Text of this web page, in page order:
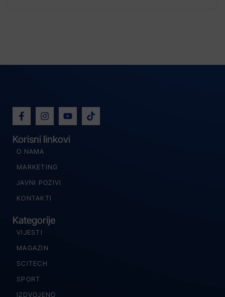
Korisni linkovi
O NAMA
MARKETING
JAVNI POZIVI
KONTAKTI
Kategorije
VIJESTI
MAGAZIN
SCITECH
SPORT
IZDVOJENO